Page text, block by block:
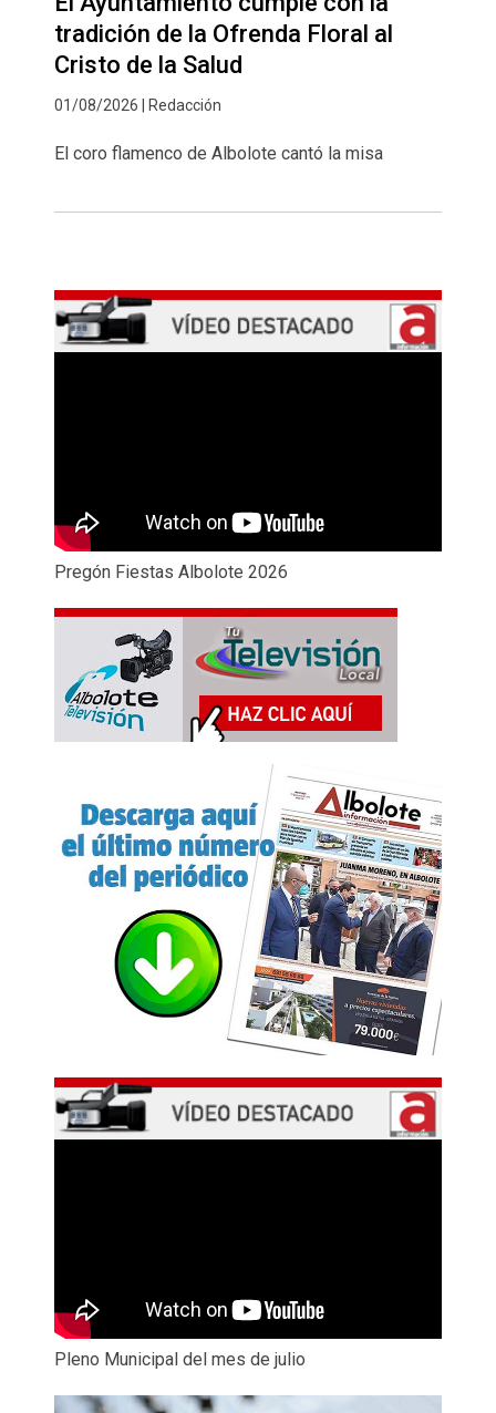
tradición de la Ofrenda Floral al
Cristo de la Salud
01/08/2026 | Redacción
El coro flamenco de Albolote cantó la misa
Pregón Fiestas Albolote 2026
Pleno Municipal del mes de julio